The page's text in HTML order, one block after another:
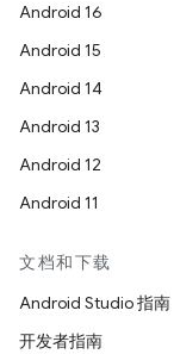
Android 16
Android 15
Android 14
Android 13
Android 12
Android 11
文档和下载
Android Studio 指南
开发者指南